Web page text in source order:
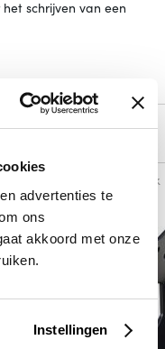
advertenties te
ons
akkoord met onze
Instellingen
schrijven van een
Vergelijk